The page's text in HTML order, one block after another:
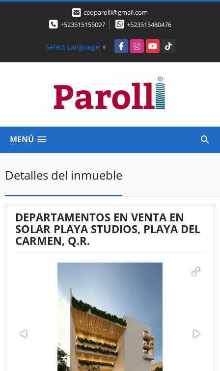
ceoparolli@gmail.com
+523515155097
+523515480476
Select Language ▼ FacebookInstagramYouTubeTikTok
MENÚ
Detalles del inmueble
DEPARTAMENTOS EN VENTA EN
SOLAR PLAYA STUDIOS, PLAYA DEL
CARMEN, Q.R.